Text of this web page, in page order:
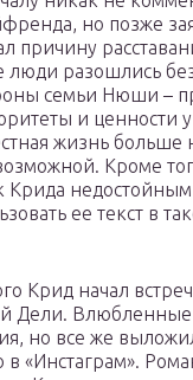
но позже
причину
разошлись
семьи Нюши –
и ценности у
жизнь больше
Кроме
Крида
ее текст в
Крид начал
Дели. Влюбленные
но все же
«Инстаграм».